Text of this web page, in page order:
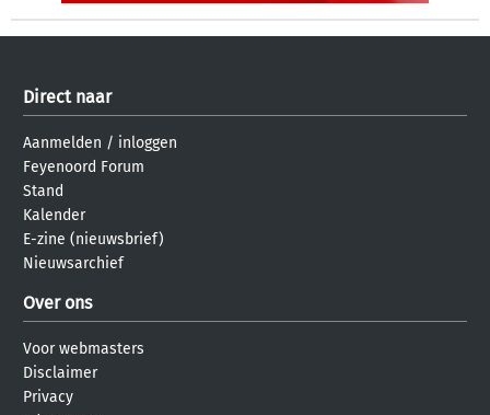
Direct naar
Aanmelden / inloggen
Feyenoord Forum
Stand
Kalender
E-zine (nieuwsbrief)
Nieuwsarchief
Over ons
Voor webmasters
Disclaimer
Privacy